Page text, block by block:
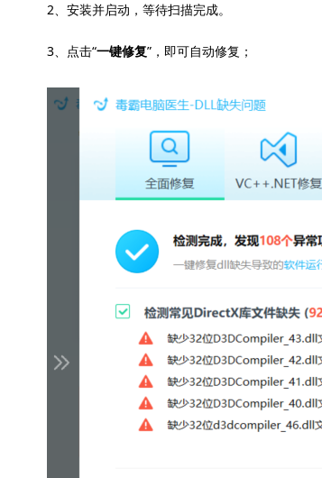
2、安装并启动，等待扫描完成。
3、点击“一键修复”，即可自动修复；